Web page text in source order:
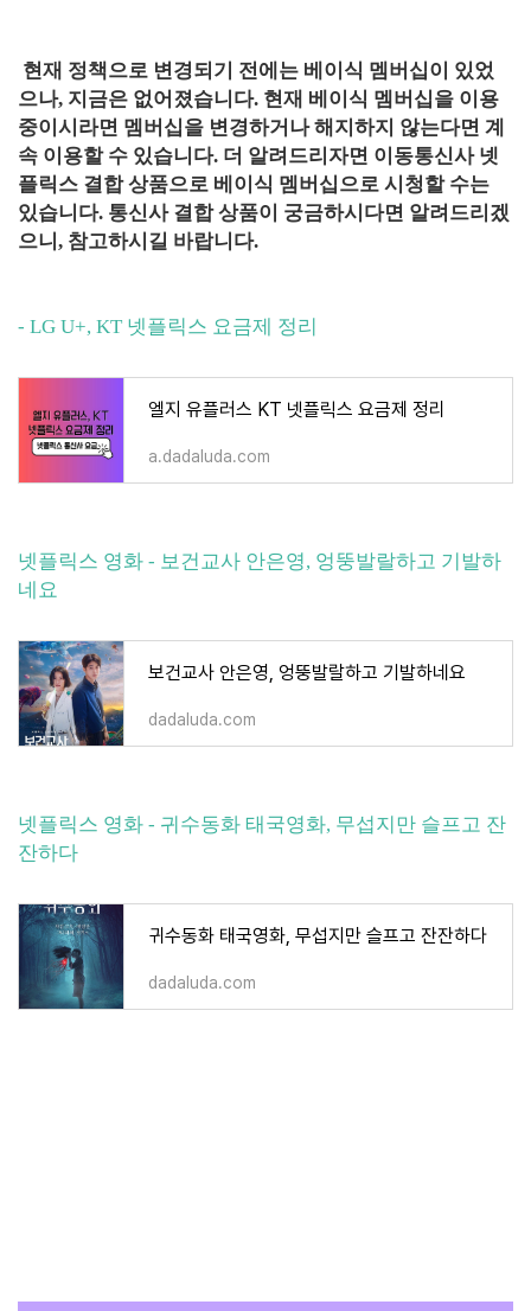
현재 정책으로 변경되기 전에는 베이식 멤버십이 있었
으나, 지금은 없어졌습니다. 현재 베이식 멤버십을 이용
중이시라면 멤버십을 변경하거나 해지하지 않는다면 계
속 이용할 수 있습니다. 더 알려드리자면 이동통신사 넷
플릭스 결합 상품으로 베이식 멤버십으로 시청할 수는
있습니다. 통신사 결합 상품이 궁금하시다면 알려드리겠
으니, 참고하시길 바랍니다.
- LG U+, KT 넷플릭스 요금제 정리
엘지 유플러스 KT 넷플릭스 요금제 정리
a.dadaluda.com
넷플릭스 영화 - 보건교사 안은영, 엉뚱발랄하고 기발하
네요
보건교사 안은영, 엉뚱발랄하고 기발하네요
dadaluda.com
넷플릭스 영화 - 귀수동화 태국영화, 무섭지만 슬프고 잔
잔하다
귀수동화 태국영화, 무섭지만 슬프고 잔잔하다
dadaluda.com